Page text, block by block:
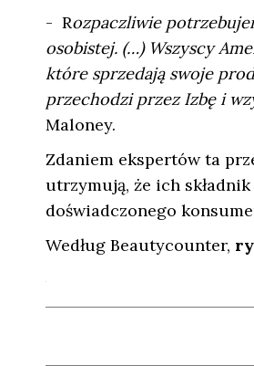
- Rozpaczliwie
osobistej. (…) Wszyscy
które sprzedają swoje
przechodzi przez Izbę i
Maloney.
Zdaniem ekspertów ta
utrzymują, że ich
doświadczonego
Według Beautycounter,